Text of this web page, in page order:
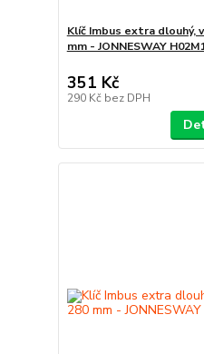
Klíč Imbus extra dlouhý,
mm - JONNESWAY
351 Kč
290 Kč bez DPH